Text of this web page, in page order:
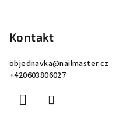
Kontakt
objednavka@nailmaster.cz
+420603806027